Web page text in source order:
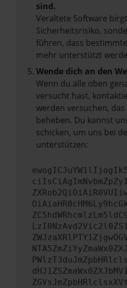
sind.
Veraltete Software
Sicherheitsrisiko,
führen, dass
mehr unterstützt
Wende dich an den
Wenn du alle oben
versucht hast,
werden versuchen,
beheben. Du kannst
schicken, um uns bei
unterstützen: